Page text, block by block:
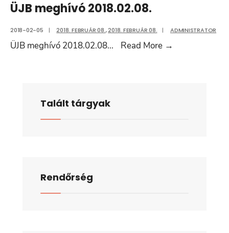
ÜJB meghívó 2018.02.08.
2018-02-05 | 2018. FEBRUÁR 08.,2018. FEBRUÁR 08. | ADMINISTRATOR
ÜJB meghívó 2018.02.08... Read More →
Talált tárgyak
Rendőrség